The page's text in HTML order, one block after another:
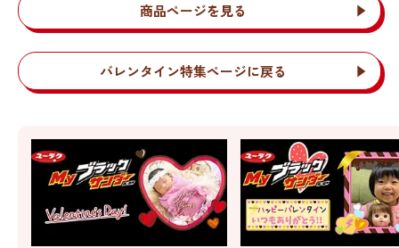
商品ページを見る
バレンタイン特集ページに戻る